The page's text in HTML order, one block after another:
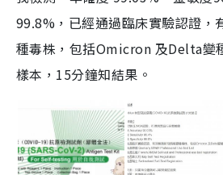
99.8%，已經通過臨床實驗認證，
種毒株，包括Omicron 及Delta變
樣本，15分鐘知結果。